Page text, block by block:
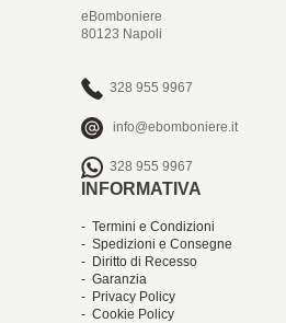
eBomboniere
80123 Napoli
328 955 9967
info@ebomboniere.it
328 955 9967
INFORMATIVA
- Termini e Condizioni
- Spedizioni e Consegne
- Diritto di Recesso
- Garanzia
- Privacy Policy
- Cookie Policy